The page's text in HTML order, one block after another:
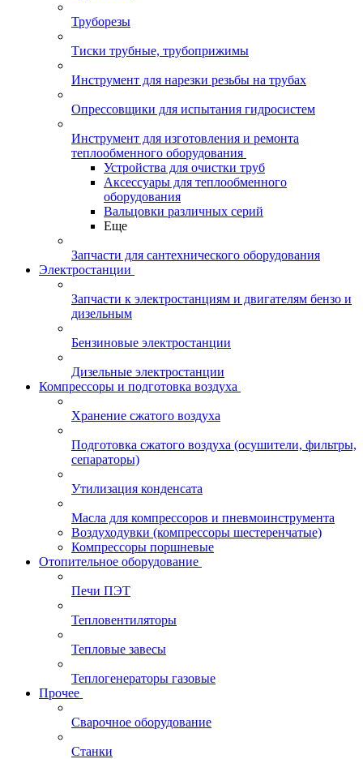
Труборезы
Тиски трубные, трубоприжимы
Инструмент для нарезки резьбы на трубах
Опрессовщики для испытания гидросистем
Инструмент для изготовления и ремонта
теплообменного оборудования
Устройства для очистки труб
Аксессуары для теплообменного
оборудования
Вальцовки различных серий
Еще
Запчасти для сантехнического оборудования
Электростанции
Запчасти к электростанциям и двигателям бензо и
дизельным
Бензиновые электростанции
Дизельные электростанции
Компрессоры и подготовка воздуха
Хранение сжатого воздуха
Подготовка сжатого воздуха (осушители, фильтры,
сепараторы)
Утилизация конденсата
Масла для компрессоров и пневмоинструмента
Воздуходувки (компрессоры шестеренчатые)
Компрессоры поршневые
Отопительное оборудование
Печи ПЭТ
Тепловентиляторы
Тепловые завесы
Теплогенераторы газовые
Прочее
Сварочное оборудование
Станки